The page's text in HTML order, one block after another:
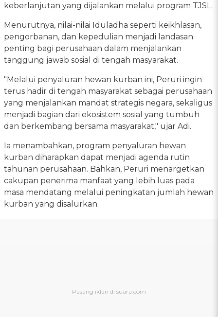
keberlanjutan yang dijalankan melalui program TJSL.
Menurutnya, nilai-nilai Iduladha seperti keikhlasan,
pengorbanan, dan kepedulian menjadi landasan
penting bagi perusahaan dalam menjalankan
tanggung jawab sosial di tengah masyarakat.
"Melalui penyaluran hewan kurban ini, Peruri ingin
terus hadir di tengah masyarakat sebagai perusahaan
yang menjalankan mandat strategis negara, sekaligus
menjadi bagian dari ekosistem sosial yang tumbuh
dan berkembang bersama masyarakat," ujar Adi.
Ia menambahkan, program penyaluran hewan
kurban diharapkan dapat menjadi agenda rutin
tahunan perusahaan. Bahkan, Peruri menargetkan
cakupan penerima manfaat yang lebih luas pada
masa mendatang melalui peningkatan jumlah hewan
kurban yang disalurkan.